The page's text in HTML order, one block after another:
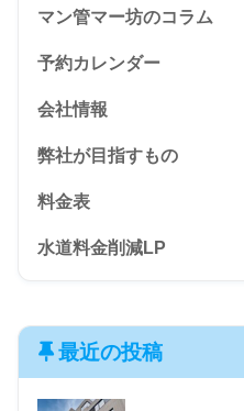
マン管マー坊のコラム
予約カレンダー
会社情報
弊社が目指すもの
料金表
水道料金削減LP
最近の投稿